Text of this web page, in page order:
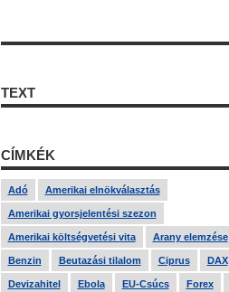
TEXT
CÍMKÉK
Adó Amerikai elnökválasztás
Amerikai gyorsjelentési szezon
Amerikai költségvetési vita Arany elemzése
Benzin Beutazási tilalom Ciprus DAX
Devizahitel Ebola EU-Csúcs Forex